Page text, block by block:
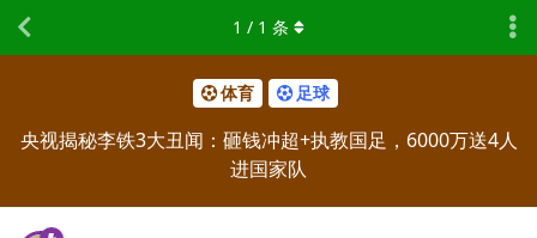
体育 足球
央视揭秘李铁3大丑闻：砸钱冲超+执教国足，6000万送4人
进国家队
1 / 1 条